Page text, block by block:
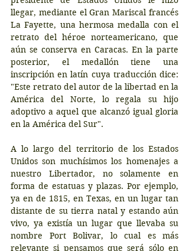
llegar, mediante el Gran Mariscal francés
La Fayette, una hermosa medalla con el
retrato del héroe norteamericano, que
aún se conserva en Caracas. En la parte
posterior, el medallón tiene una
inscripción en latín cuya traducción dice:
"Este retrato del autor de la libertad en la
América del Norte, lo regala su hijo
adoptivo a aquel que alcanzó igual gloria
en la América del Sur".
A lo largo del territorio de los Estados
Unidos son muchísimos los homenajes a
nuestro Libertador, no solamente en
forma de estatuas y plazas. Por ejemplo,
ya en de 1815, en Texas, en un lugar tan
distante de su tierra natal y estando aún
vivo, ya existía un lugar que llevaba su
nombre Port Bolivar, lo cual es más
relevante si pensamos que será sólo en